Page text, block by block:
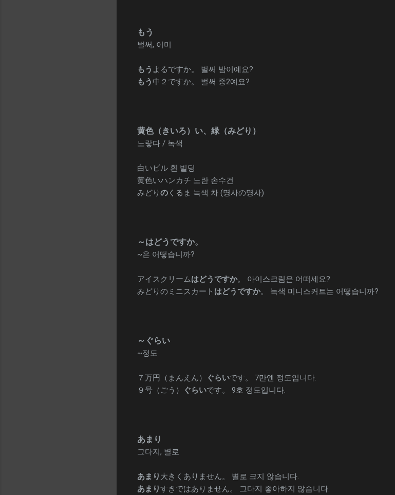
もう
벌써, 이미
もう よるですか。 벌써 밤이예요?
もう中２ですか。 벌써 중2예요?
黄色（きいろ）い、緑（みどり）
노랗다 / 녹색
白いビル 흰 빌딩
黄色いハンカチ 노란 손수건
みどり の くるま 녹색 차 (명사の명사)
～はどうですか。
~은 어떻습니까?
アイスクリームはどうですか。 아이스크림은 어떠세요?
みどりのミニスカート はどうですか。 녹색 미니스커트는 어떻습니까?
～ぐらい
~정도
７万円（まんえん） ぐらいです。 7만엔 정도입니다.
９号（ごう）
ぐらいです。 9호 정도입니다.
あまり
그다지, 별로
あまり 大きくありません。 별로 크지 않습니다.
あまりすきではありません。 그다지 좋아하지 않습니다.